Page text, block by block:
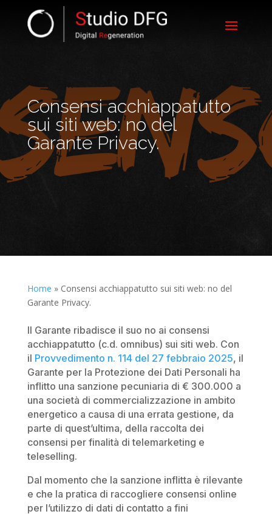
Consensi acchiappatutto
sui siti web: no del
Garante Privacy.
Home » Consensi acchiappatutto sui siti web: no del
Garante Privacy.
Il Garante ribadisce il suo no ai consensi
acchiappatutto (c.d. omnibus) sui siti web. Con
il Provvedimento n. 114 del 27 febbraio 2025, il
Garante per la Protezione dei Dati Personali ha
inflitto una sanzione pecuniaria di € 300.000 a
una società di commercializzazione in ambito
energetico a causa di una errata gestione, da
parte di quest’ultima, della raccolta dei
consensi per finalità di telemarketing e
teleselling.
Dal momento che la sanzione inflitta è rilevante
e che la pratica di raccogliere consensi online
per l’utilizzo di dati di contatto a fini